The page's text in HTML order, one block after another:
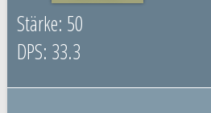
50
33.3